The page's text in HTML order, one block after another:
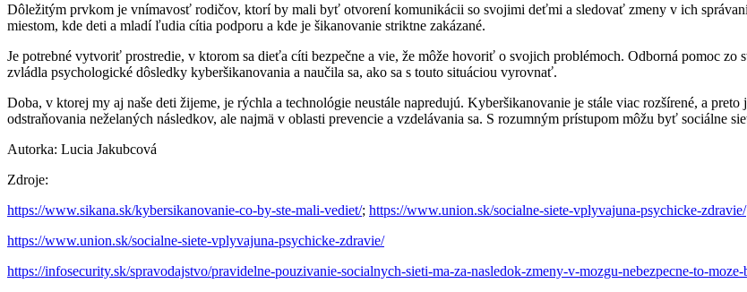
Dôležitým prvkom je vnímavosť rodičov, ktorí by mali byť otvorení komunikácii so svojimi deťmi a sledovať zmeny v ich
miestom, kde deti a mladí ľudia cítia podporu a kde je šikanovanie striktne zakázané.
Je potrebné vytvoriť prostredie, v ktorom sa dieťa cíti bezpečne a vie, že môže hovoriť o svojich problémoch. Odborná pomoc
zvládla psychologické dôsledky kyberšikanovania a naučila sa, ako sa s touto situáciou vyrovnať.
Doba, v ktorej my aj naše deti žijeme, je rýchla a technológie neustále napredujú. Kyberšikanovanie je stále viac rozšírené, a
odstraňovania neželaných následkov, ale najmä v oblasti prevencie a vzdelávania sa. S rozumným prístupom môžu byť sociálne
Autorka: Lucia Jakubcová
Zdroje:
https://www.sikana.sk/kybersikanovanie-co-by-ste-mali-vediet/; https://www.union.sk/socialne-siete-vplyvajuna-psychicke-zdravie/
https://www.union.sk/socialne-siete-vplyvajuna-psychicke-zdravie/
https://infosecurity.sk/spravodajstvo/pravidelne-pouzivanie-socialnych-sieti-ma-za-nasledok-zmeny-v-mozgu-nebezpecne-to-